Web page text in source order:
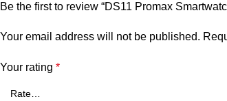
Be the first to review “DS11 Promax
Your email address will not be published.
Your rating *